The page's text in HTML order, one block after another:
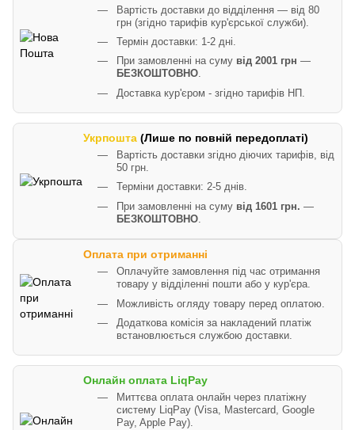
Вартість доставки до відділення — від 80
грн (згідно тарифів кур'єрської служби).
Термін доставки: 1-2 дні.
При замовленні на суму від 2001 грн —
БЕЗКОШТОВНО.
Доставка кур'єром - згідно тарифів НП.
Укрпошта (Лише по повній передоплаті)
Вартість доставки згідно діючих тарифів, від
50 грн.
Терміни доставки: 2-5 днів.
При замовленні на суму від 1601 грн. —
БЕЗКОШТОВНО.
Оплата при отриманні
Оплачуйте замовлення під час отримання
товару у відділенні пошти або у кур'єра.
Можливість огляду товару перед оплатою.
Додаткова комісія за накладений платіж
встановлюється службою доставки.
Онлайн оплата LiqPay
Миттєва оплата онлайн через платіжну
систему LiqPay (Visa, Mastercard, Google
Pay, Apple Pay).